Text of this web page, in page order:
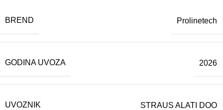
BREND Prolinetech
GODINA UVOZA 2026
UVOZNIK STRAUS ALATI DOO